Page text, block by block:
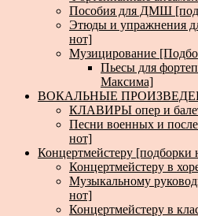
Пособия для ДМШ
Этюды и упражнения
нот]
Музицирование
Пьесы для
Максима]
ВОКАЛЬНЫЕ
КЛАВИРЫ опер и
Песни военных и
нот]
Концертмейстеру [подборки
Концертмейстеру в
Музыкальному
нот]
Концертмейстеру в